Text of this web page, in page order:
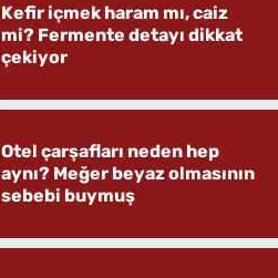
Kefir içmek haram mı, caiz
mi? Fermente detayı dikkat
çekiyor
Otel çarşafları neden hep
aynı? Meğer beyaz olmasının
sebebi buymuş